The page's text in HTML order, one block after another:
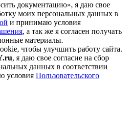
документацию», я даю свое
моих персональных данных в
и принимаю условия
, а так же я согласен получать
материалы.
чтобы улучшить работу сайта.
, я даю свое согласие на сбор
данных в соответствии
условия Пользовательского